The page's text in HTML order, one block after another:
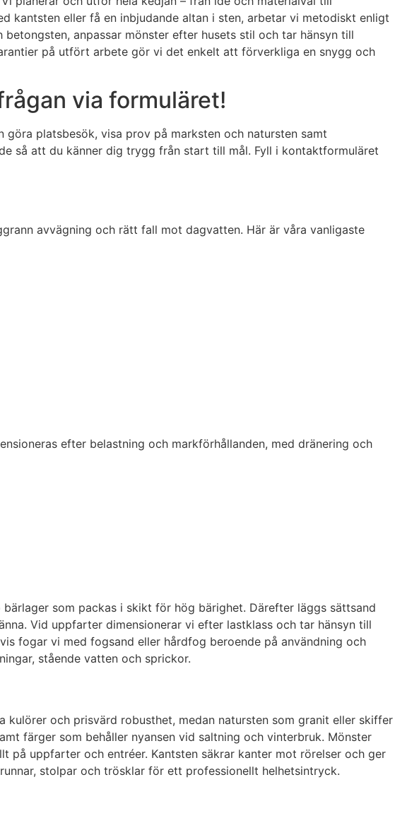
kantsten eller få en inbjudande altan i sten, arbetar vi metodiskt enligt
anpassar mönster efter husets stil och tar hänsyn till
på utfört arbete gör vi det enkelt att förverkliga en snygg och
via formuläret!
platsbesök, visa prov på marksten och natursten samt
så att du känner dig trygg från start till mål. Fyll i kontaktformuläret
avvägning och rätt fall mot dagvatten. Här är våra vanligaste
efter belastning och markförhållanden, med dränering och
som packas i skikt för hög bärighet. Därefter läggs sättsand
Vid uppfarter dimensionerar vi efter lastklass och tar hänsyn till
fogar vi med fogsand eller hårdfog beroende på användning och
stående vatten och sprickor.
kulörer och prisvärd robusthet, medan natursten som granit eller skiffer
färger som behåller nyansen vid saltning och vinterbruk. Mönster
uppfarter och entréer. Kantsten säkrar kanter mot rörelser och ger
stolpar och trösklar för ett professionellt helhetsintryck.